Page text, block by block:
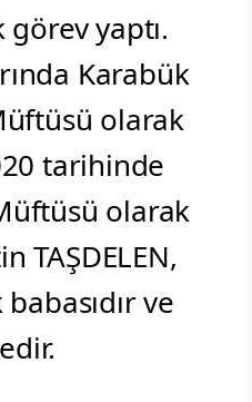
yaptı.
Karabük
olarak
tarihinde
olarak
TAŞDELEN,
ve